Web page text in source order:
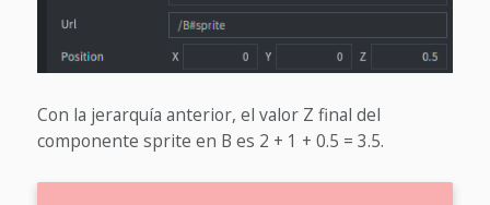
Con la jerarquía anterior, el valor Z final del
componente sprite en B es 2 + 1 + 0.5 = 3.5.